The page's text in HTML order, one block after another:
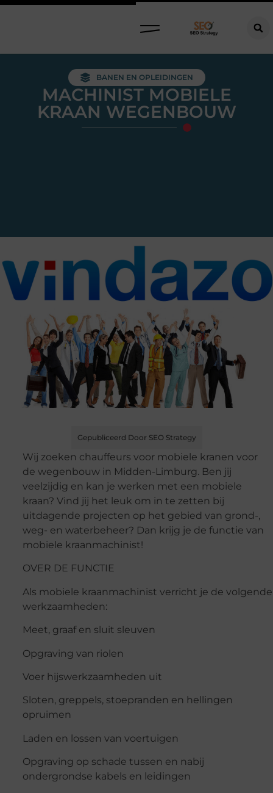
BANEN EN OPLEIDINGEN
MACHINIST MOBIELE
KRAAN WEGENBOUW
Gepubliceerd Door SEO Strategy
Wij zoeken chauffeurs voor mobiele kranen voor
de wegenbouw in Midden-Limburg. Ben jij
veelzijdig en kan je werken met een mobiele
kraan? Vind jij het leuk om in te zetten bij
uitdagende projecten op het gebied van grond-,
weg- en waterbeheer? Dan krijg je de functie van
mobiele kraanmachinist!
OVER DE FUNCTIE
Als mobiele kraanmachinist verricht je de volgende
werkzaamheden:
Meet, graaf en sluit sleuven
Opgraving van riolen
Voer hijswerkzaamheden uit
Sloten, greppels, stoepranden en hellingen
opruimen
Laden en lossen van voertuigen
Opgraving op schade tussen en nabij
ondergrondse kabels en leidingen